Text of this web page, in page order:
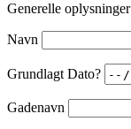
Generelle oplysninger
Navn
Grundlagt Dato?
Gadenavn